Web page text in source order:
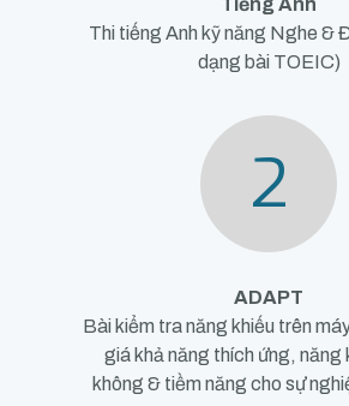
Thi tiếng Anh kỹ năng Nghe &
dạng bài TOEIC)
2
ADAPT
Bài kiểm tra năng khiếu trên
giá khả năng thích ứng, năng
không & tiềm năng cho sự